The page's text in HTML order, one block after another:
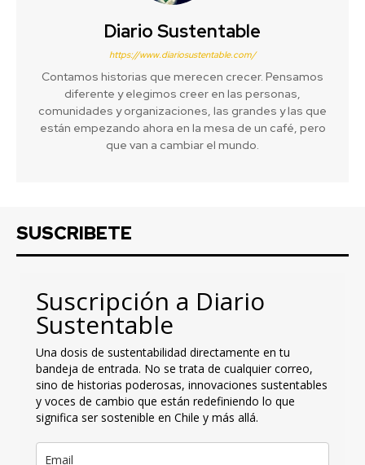
Diario Sustentable
https://www.diariosustentable.com/
Contamos historias que merecen crecer. Pensamos
diferente y elegimos creer en las personas,
comunidades y organizaciones, las grandes y las que
están empezando ahora en la mesa de un café, pero
que van a cambiar el mundo.
SUSCRIBETE
Suscripción a Diario
Sustentable
Una dosis de sustentabilidad directamente en tu
bandeja de entrada. No se trata de cualquier correo,
sino de historias poderosas, innovaciones sustentables
y voces de cambio que están redefiniendo lo que
significa ser sostenible en Chile y más allá.